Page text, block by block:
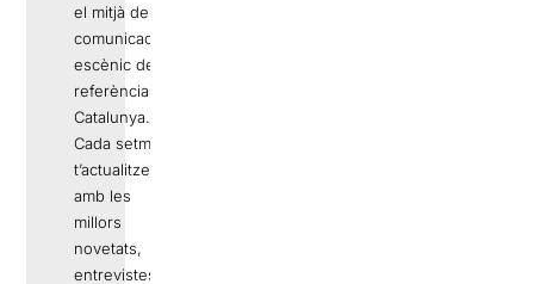
el mitjà de
comunicació
escènic de
referència a
Catalunya.
Cada setmana
t’actualitzem
amb les
millors
novetats,
entrevistes,